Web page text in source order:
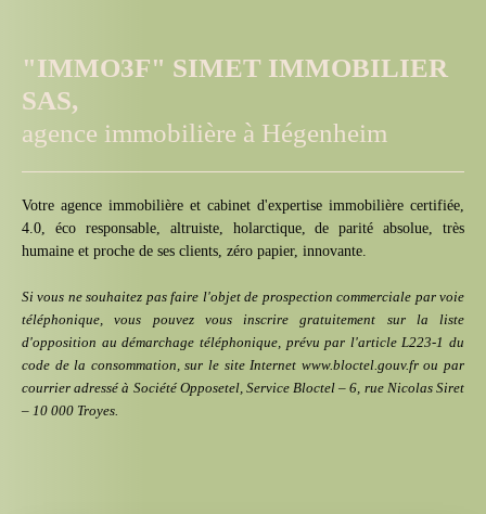
"IMMO3F" SIMET IMMOBILIER
SAS,
agence immobilière à Hégenheim
Votre agence immobilière et cabinet d'expertise immobilière certifiée,
4.0, éco responsable, altruiste, holarctique, de parité absolue, très
humaine et proche de ses clients, zéro papier, innovante.
Si vous ne souhaitez pas faire l'objet de prospection commerciale par voie
téléphonique, vous pouvez vous inscrire gratuitement sur la liste
d'opposition au démarchage téléphonique, prévu par l'article L223-1 du
code de la consommation, sur le site Internet www.bloctel.gouv.fr ou par
courrier adressé à Société Opposetel, Service Bloctel – 6, rue Nicolas Siret
– 10 000 Troyes.